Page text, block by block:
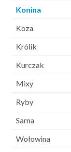
Konina
Koza
Królik
Kurczak
Mixy
Ryby
Sarna
Wołowina